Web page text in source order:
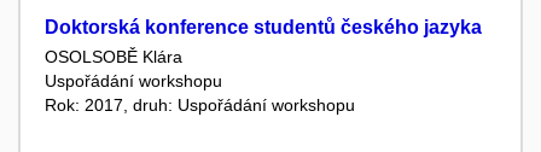
Doktorská konference studentů českého jazyka
OSOLSOBĚ Klára
Uspořádání workshopu
Rok: 2017, druh: Uspořádání workshopu